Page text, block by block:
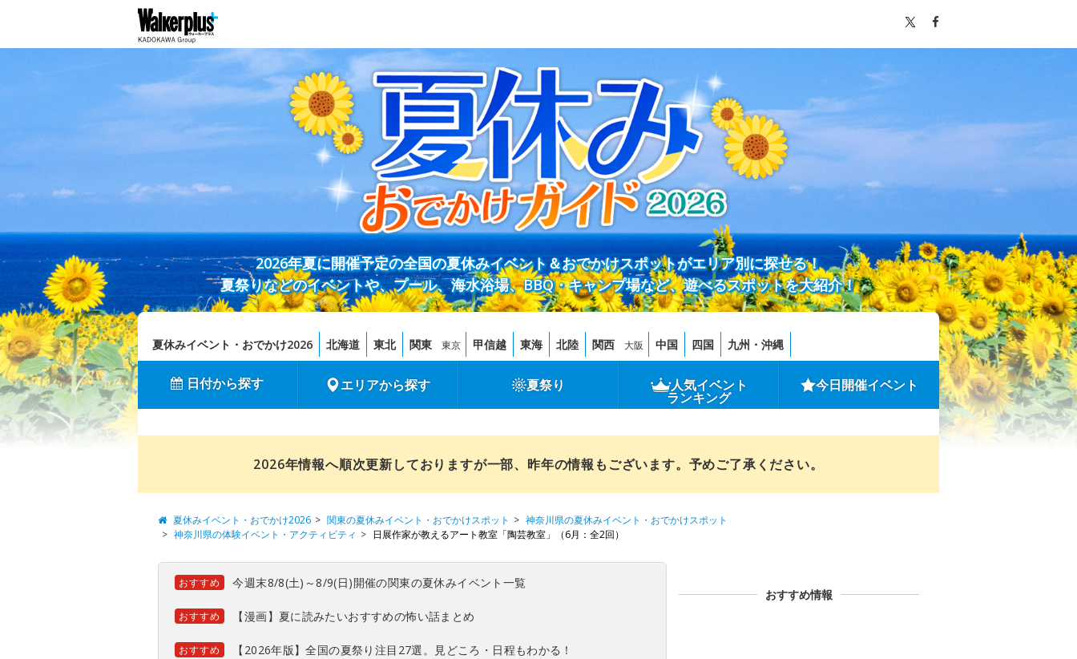
2026年夏に開催予定の全国の夏休みイベント＆おでかけスポットがエリア別に探せる！
夏祭りなどのイベントや、プール、海水浴場、BBQ・キャンプ場など、遊べるスポットを大紹介！
夏休みイベント・おでかけ2026 北海道 東北 関東 東京 甲信越 東海 北陸 関西 大阪 中国 四国 九州・沖縄
日付から探す エリアから探す 夏祭り 人気イベント
ランキング
今日開催イベント
2026年情報へ順次更新しておりますが一部、昨年の情報もございます。予めご了承ください。
夏休みイベント・おでかけ2026 関東の夏休みイベント・おでかけスポット
神奈川県の夏休みイベント・おでかけスポット
神奈川県の体験イベント・アクティビティ
日展作家が教えるアート教室「陶芸教室」（6月：全2回）
おすすめ 今週末8/8(土)～8/9(日)開催の関東の夏休みイベント一覧
おすすめ 【漫画】夏に読みたいおすすめの怖い話まとめ
おすすめ 【2026年版】全国の夏祭り注目27選。見どころ・日程もわかる！
おすすめ情報